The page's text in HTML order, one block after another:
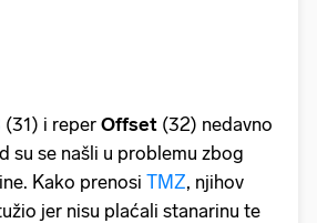
(31) i reper Offset (32) nedavno
su se našli u problemu zbog
Kako prenosi TMZ, njihov
jer nisu plaćali stanarinu te